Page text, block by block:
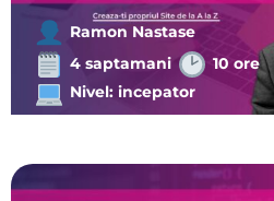
Ramon Nastase
4 saptamani
10 ore
Nivel: incepator